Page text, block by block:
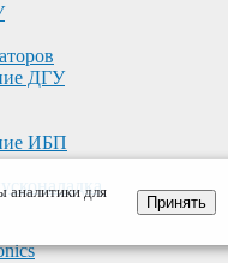
ДГУ
ИБП
аналитики для
Принять